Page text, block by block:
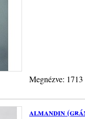
Megnézve:
almandin